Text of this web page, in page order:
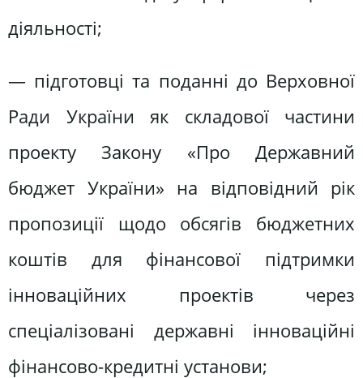
діяльності;
— підготовці та поданні до Верховної
Ради України як складової частини
проекту Закону «Про Державний
бюджет України» на відповідний рік
пропозиції щодо обсягів бюджетних
коштів для фінансової підтримки
інноваційних проектів через
спеціалізовані державні інноваційні
фінансово-кредитні установи;